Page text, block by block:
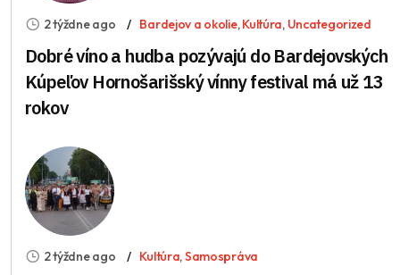
2 týždne ago Bardejov a okolie,Kultúra, Uncategorized
Dobré víno a hudba pozývajú do Bardejovských
Kúpeľov Hornošarišský vínny festival má už 13
rokov
2 týždne ago Kultúra,Samospráva